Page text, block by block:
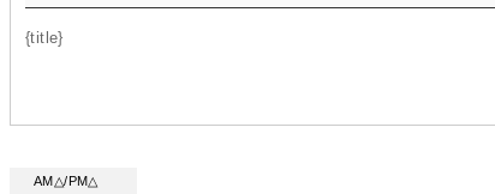
{title}
AM△/PM△